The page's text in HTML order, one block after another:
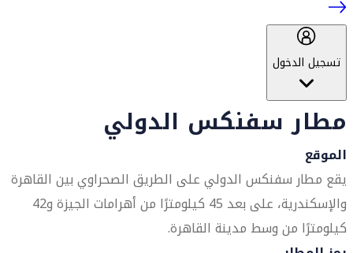
تسجيل الدخول
مطار سفنكس الدولي
الموقع
يقع مطار سفنكس الدولي على الطريق الصحراوي بين القاهرة
والإسكندرية، على بعد 45 كيلومترًا من أهرامات الجيزة و42
كيلومترًا من وسط مدينة القاهرة.